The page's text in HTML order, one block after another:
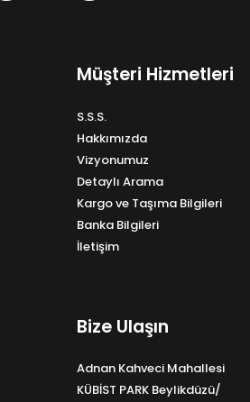
Müşteri Hizmetleri
S.S.S.
Hakkımızda
Vizyonumuz
Detaylı Arama
Kargo ve Taşıma Bilgileri
Banka Bilgileri
İletişim
Bize Ulaşın
Adnan Kahveci Mahallesi
KÜBİST PARK Beylikdüzü/